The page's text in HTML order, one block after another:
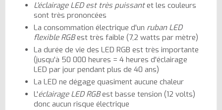
L'éclairage LED est très puissantet les couleurs
sont très prononcées
La consommation électrique d'un ruban LED
flexible RGBest très faible (7,2 watts par mètre)
La durée de vie des LED RGB est très importante
(jusqu'à 50 000 heures = 4 heures d'éclairage
LED par jour pendant plus de 40 ans)
La LED ne dégage quasiment aucune chaleur
L'éclairage LED RGBest basse tension (12 volts)
donc aucun risque électrique